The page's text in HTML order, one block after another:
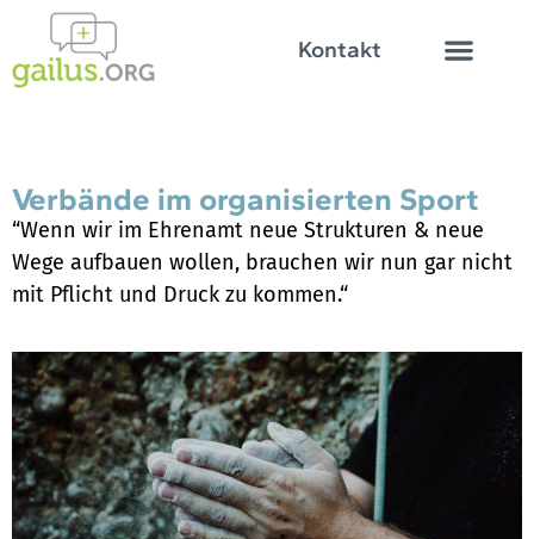
Kontakt
Verbände im organisierten Sport
“Wenn wir im Ehrenamt neue Strukturen & neue
Wege aufbauen wollen, brauchen wir nun gar nicht
mit Pflicht und Druck zu kommen.“